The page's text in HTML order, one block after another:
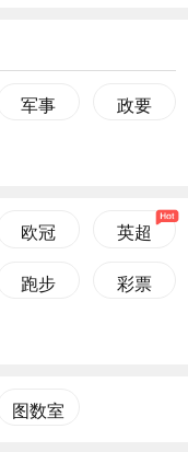
军事 政要
欧冠 英超
跑步 彩票
图数室